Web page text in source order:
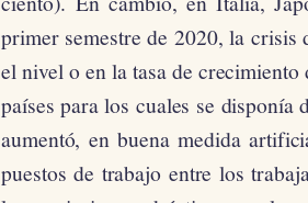
primer semestre de 2020, la
el nivel o en la tasa de
países para los cuales se disponía
aumentó, en buena medida
puestos de trabajo entre los